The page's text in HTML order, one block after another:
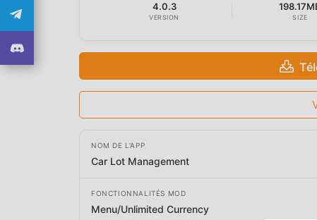
4.0.3
VERSION SIZE
NOM DE L'APP
Car Lot Management
FONCTIONNALITÉS MOD
Menu/Unlimited Currency